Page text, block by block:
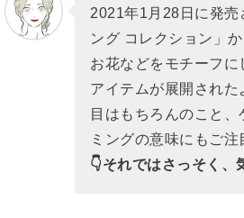
まとめ
2021年1月28日に発
ング コレクション」
お花などをモチーフに
アイテムが展開され
目はもちろんのこと
ミングの意味にもご
👇それではさっそく、